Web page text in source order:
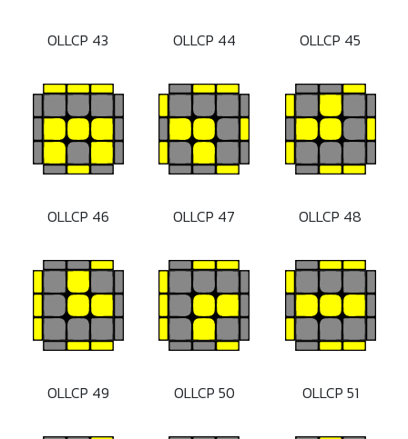
OLLCP 43 OLLCP 44 OLLCP 45
OLLCP 46 OLLCP 47 OLLCP 48
OLLCP 49 OLLCP 50 OLLCP 51